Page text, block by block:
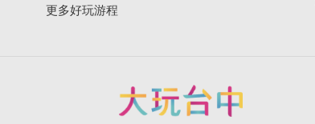
更多好玩游程